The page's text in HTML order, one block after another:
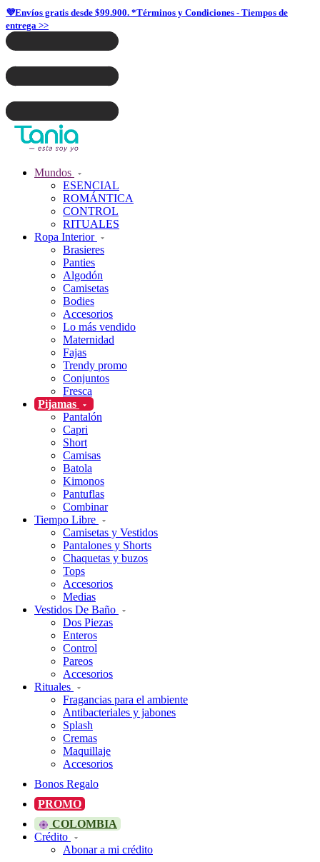
💜Envíos gratis desde $99.900. *Términos y Condiciones - Tiempos de
entrega >>
Mundos
ESENCIAL
ROMÁNTICA
CONTROL
RITUALES
Ropa Interior
Brasieres
Panties
Algodón
Camisetas
Bodies
Accesorios
Lo más vendido
Maternidad
Fajas
Trendy promo
Conjuntos
Fresca
Pijamas
Pantalón
Capri
Short
Camisas
Batola
Kimonos
Pantuflas
Combinar
Tiempo Libre
Camisetas y Vestidos
Pantalones y Shorts
Chaquetas y buzos
Tops
Accesorios
Medias
Vestidos De Baño
Dos Piezas
Enteros
Control
Pareos
Accesorios
Rituales
Fragancias para el ambiente
Antibacteriales y jabones
Splash
Cremas
Maquillaje
Accesorios
Bonos Regalo
PROMO
COLOMBIA
Crédito
Abonar a mi crédito